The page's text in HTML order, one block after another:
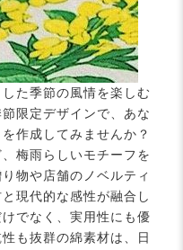
た季節の風情を楽しむ
限定デザインで、あな
作成してみませんか？
梅雨らしいモチーフを
物や店舗のノベルティ
現代的な感性が融合し
でなく、実用性にも優
も抜群の綿素材は、日